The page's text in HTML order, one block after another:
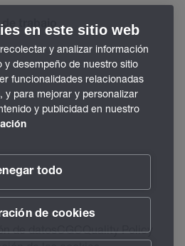
de trabajo
de datosCGCQuality Policy
en este sitio web
y analizar información
desempeño de nuestro sitio
funcionalidades relacionadas
y para mejorar y personalizar
y publicidad en nuestro
todo
de cookies